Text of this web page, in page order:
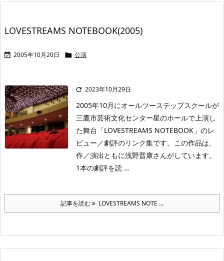
LOVESTREAMS NOTEBOOK(2005)
 2005年10月20日  公演
 2023年10月29日
2005年10月にオールツーステップスクールが
三鷹市芸術文化センター星のホールで上演し
た舞台「LOVESTREAMS NOTEBOOK」のレ
ビュー／劇評のリンク集です。この作品は、
作／演出ともに浅野晋康さんがしています。
1本の劇評を読 ...
記事を読む LOVESTREAMS NOTE ...